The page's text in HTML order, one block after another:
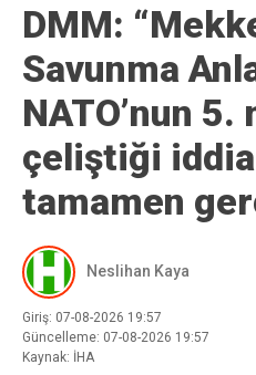
DMM:
Savunma
NATO’nun
çeliştiği
tamamen
Neslihan Kaya
Giriş: 07-08-2026 19:57
Güncelleme: 07-08-2026 19:57
Kaynak: İHA